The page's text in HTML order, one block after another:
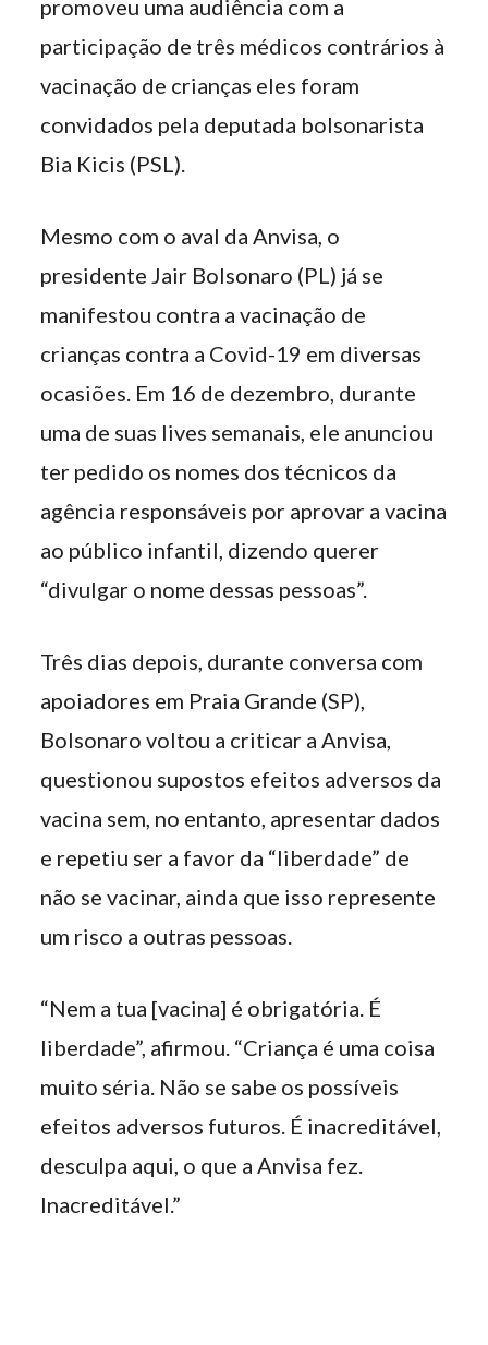
promoveu uma audiência com a
participação de três médicos contrários à
vacinação de crianças eles foram
convidados pela deputada bolsonarista
Bia Kicis (PSL).
Mesmo com o aval da Anvisa, o
presidente Jair Bolsonaro (PL) já se
manifestou contra a vacinação de
crianças contra a Covid-19 em diversas
ocasiões. Em 16 de dezembro, durante
uma de suas lives semanais, ele anunciou
ter pedido os nomes dos técnicos da
agência responsáveis por aprovar a vacina
ao público infantil, dizendo querer
“divulgar o nome dessas pessoas”.
Três dias depois, durante conversa com
apoiadores em Praia Grande (SP),
Bolsonaro voltou a criticar a Anvisa,
questionou supostos efeitos adversos da
vacina sem, no entanto, apresentar dados
e repetiu ser a favor da “liberdade” de
não se vacinar, ainda que isso represente
um risco a outras pessoas.
“Nem a tua [vacina] é obrigatória. É
liberdade”, afirmou. “Criança é uma coisa
muito séria. Não se sabe os possíveis
efeitos adversos futuros. É inacreditável,
desculpa aqui, o que a Anvisa fez.
Inacreditável.”